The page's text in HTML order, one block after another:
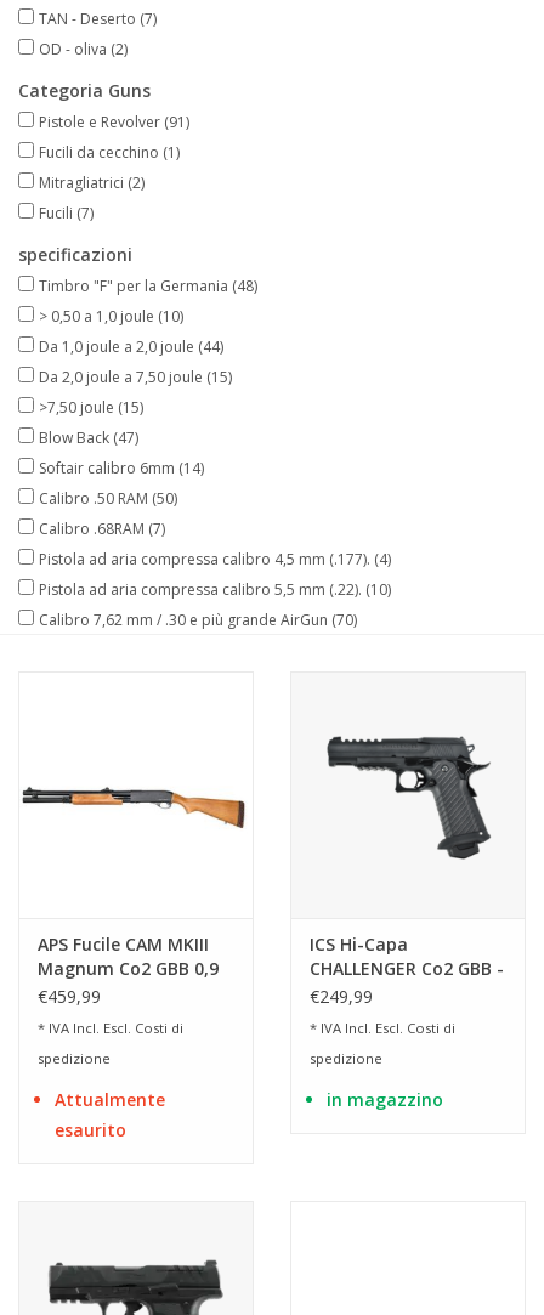
TAN - Deserto (7)
OD - oliva (2)
Categoria Guns
Pistole e Revolver (91)
Fucili da cecchino (1)
Mitragliatrici (2)
Fucili (7)
specificazioni
Timbro "F" per la Germania (48)
> 0,50 a 1,0 joule (10)
Da 1,0 joule a 2,0 joule (44)
Da 2,0 joule a 7,50 joule (15)
>7,50 joule (15)
Blow Back (47)
Softair calibro 6mm (14)
Calibro .50 RAM (50)
Calibro .68RAM (7)
Pistola ad aria compressa calibro 4,5 mm (.177). (4)
Pistola ad aria compressa calibro 5,5 mm (.22). (10)
Calibro 7,62 mm / .30 e più grande AirGun (70)
APS Fucile CAM MKIII
Magnum Co2 GBB 0,9
Joule - WD
€459,99
* IVA Incl. Escl. Costi di
spedizione
Attualmente
esaurito
ICS Hi-Capa
CHALLENGER Co2 GBB -
BK
€249,99
* IVA Incl. Escl. Costi di
spedizione
in magazzino